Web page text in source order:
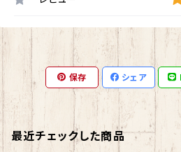
保存 シェア
最近チェックした商品